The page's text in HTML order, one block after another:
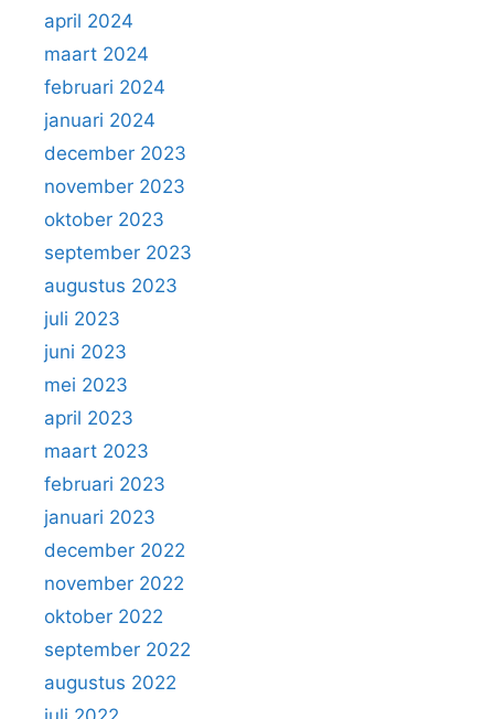
april 2024
maart 2024
februari 2024
januari 2024
december 2023
november 2023
oktober 2023
september 2023
augustus 2023
juli 2023
juni 2023
mei 2023
april 2023
maart 2023
februari 2023
januari 2023
december 2022
november 2022
oktober 2022
september 2022
augustus 2022